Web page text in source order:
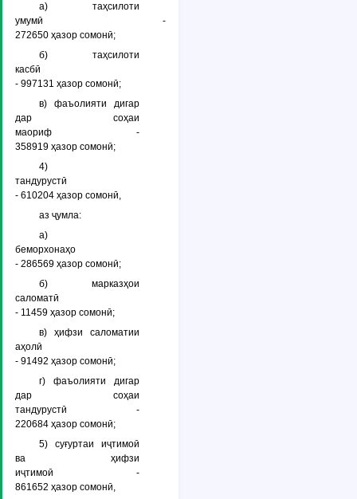
а) таҳсилоти
умумӣ -
272650 ҳазор сомонӣ;
б) таҳсилоти
касбӣ
- 997131 ҳазор сомонӣ;
в) фаъолияти дигар
дар соҳаи
маориф -
358919 ҳазор сомонӣ;
4)
тандурустӣ
- 610204 ҳазор сомонӣ,
аз ҷумла:
а)
беморхонаҳо
- 286569 ҳазор сомонӣ;
б) марказҳои
саломатӣ
- 11459 ҳазор сомонӣ;
в) ҳифзи саломатии
аҳолӣ
- 91492 ҳазор сомонӣ;
г) фаъолияти дигар
дар соҳаи
тандурустӣ -
220684 ҳазор сомонӣ;
5) суғуртаи иҷтимоӣ
ва ҳифзи
иҷтимоӣ -
861652 ҳазор сомонӣ,